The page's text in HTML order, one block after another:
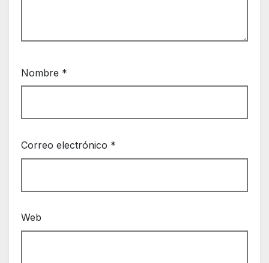
Nombre *
Correo electrónico *
Web